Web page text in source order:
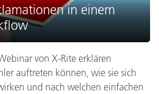
in einem
von X-Rite erklären
auftreten können, wie sie sich
und nach welchen einfachen